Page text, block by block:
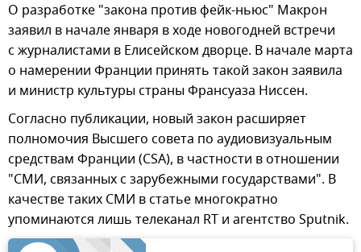
О разработке "закона против фейк-ньюс" Макрон
заявил в начале января в ходе новогодней встречи
с журналистами в Елисейском дворце. В начале марта
о намерении Франции принять такой закон заявила
и министр культуры страны Франсуаза Ниссен.
Согласно публикации, новый закон расширяет
полномочия Высшего совета по аудиовизуальным
средствам Франции (CSA), в частности в отношении
"СМИ, связанных с зарубежными государствами". В
качестве таких СМИ в статье многократно
упоминаются лишь телеканал RT и агентство Sputnik.